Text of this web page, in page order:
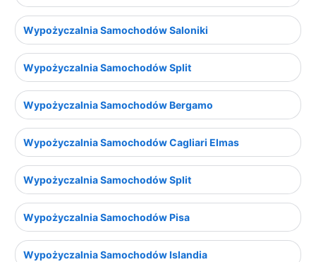
Wypożyczalnia Samochodów Saloniki
Wypożyczalnia Samochodów Split
Wypożyczalnia Samochodów Bergamo
Wypożyczalnia Samochodów Cagliari Elmas
Wypożyczalnia Samochodów Split
Wypożyczalnia Samochodów Pisa
Wypożyczalnia Samochodów Islandia